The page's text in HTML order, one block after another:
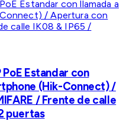
Estandar con
(Hik-Connect) /
/ Frente de calle
puertas